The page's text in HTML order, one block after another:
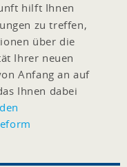
hilft Ihnen
zu treffen,
über die
Ihrer neuen
Anfang an auf
Ihnen dabei